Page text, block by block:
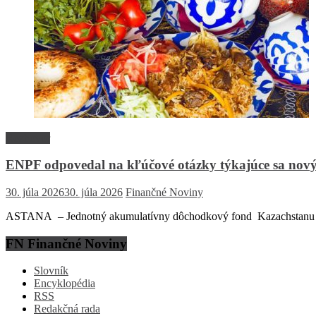
ENPF odpovedal na kľúčové otázky týkajúce sa
30. júla 202630. júla 2026 Finančné Noviny
ASTANA – Jednotný akumulatívny dôchodkový fond
FN Finančné Noviny
Slovník
Encyklopédia
RSS
Redakčná rada